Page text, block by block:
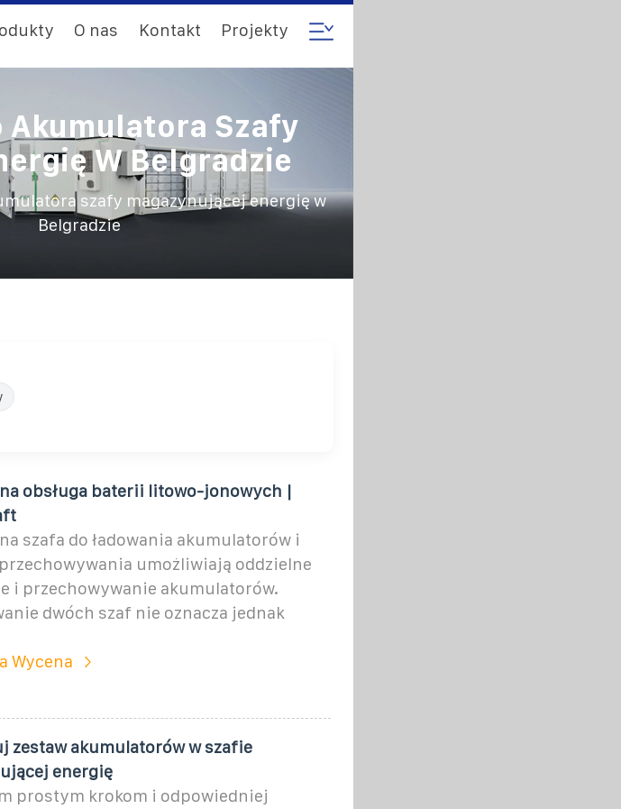
O nas Kontakt Projekty
Akumulatora Szafy
W Belgradzie
szafy magazynującej energię w
Belgradzie
obsługa baterii litowo-jonowych |
szafa do ładowania akumulatorów i
umożliwiają oddzielne
i przechowywanie akumulatorów.
dwóch szaf nie oznacza jednak
Wycena
zestaw akumulatorów w szafie
energię
prostym krokom i odpowiedniej